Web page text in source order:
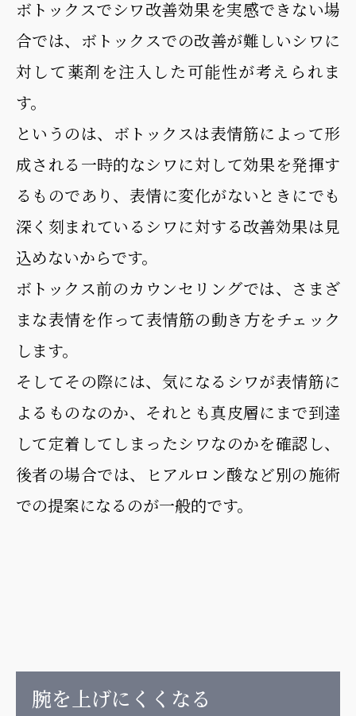
ボトックスでシワ改善効果を実感できない場
合では、ボトックスでの改善が難しいシワに
対して薬剤を注入した可能性が考えられま
す。
というのは、ボトックスは表情筋によって形
成される一時的なシワに対して効果を発揮す
るものであり、表情に変化がないときにでも
深く刻まれているシワに対する改善効果は見
込めないからです。
ボトックス前のカウンセリングでは、さまざ
まな表情を作って表情筋の動き方をチェック
します。
そしてその際には、気になるシワが表情筋に
よるものなのか、それとも真皮層にまで到達
して定着してしまったシワなのかを確認し、
後者の場合では、ヒアルロン酸など別の施術
での提案になるのが一般的です。
腕を上げにくくなる